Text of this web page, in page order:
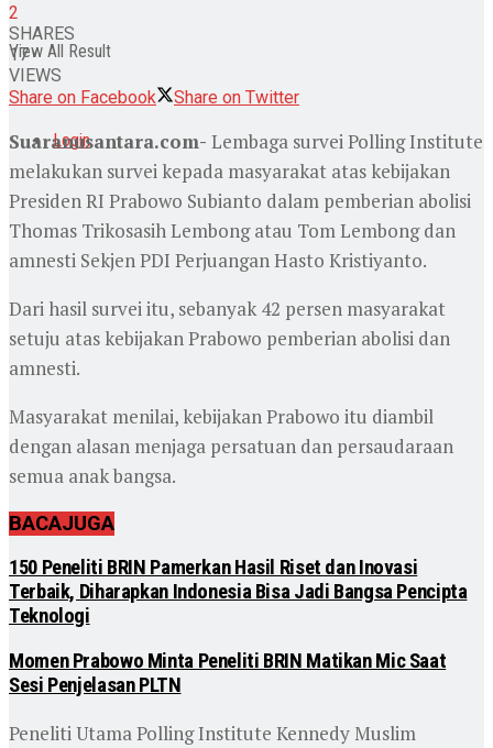
View All Result
Login
2
SHARES
17
VIEWS
Share on Facebook
Share on Twitter
Suaranusantara.com- Lembaga survei Polling Institute
melakukan survei kepada masyarakat atas kebijakan
Presiden RI Prabowo Subianto dalam pemberian abolisi
Thomas Trikosasih Lembong atau Tom Lembong dan
amnesti Sekjen PDI Perjuangan Hasto Kristiyanto.
Dari hasil survei itu, sebanyak 42 persen masyarakat
setuju atas kebijakan Prabowo pemberian abolisi dan
amnesti.
Masyarakat menilai, kebijakan Prabowo itu diambil
dengan alasan menjaga persatuan dan persaudaraan
semua anak bangsa.
BACAJUGA
150 Peneliti BRIN Pamerkan Hasil Riset dan Inovasi
Terbaik, Diharapkan Indonesia Bisa Jadi Bangsa Pencipta
Teknologi
Momen Prabowo Minta Peneliti BRIN Matikan Mic Saat
Sesi Penjelasan PLTN
Peneliti Utama Polling Institute Kennedy Muslim